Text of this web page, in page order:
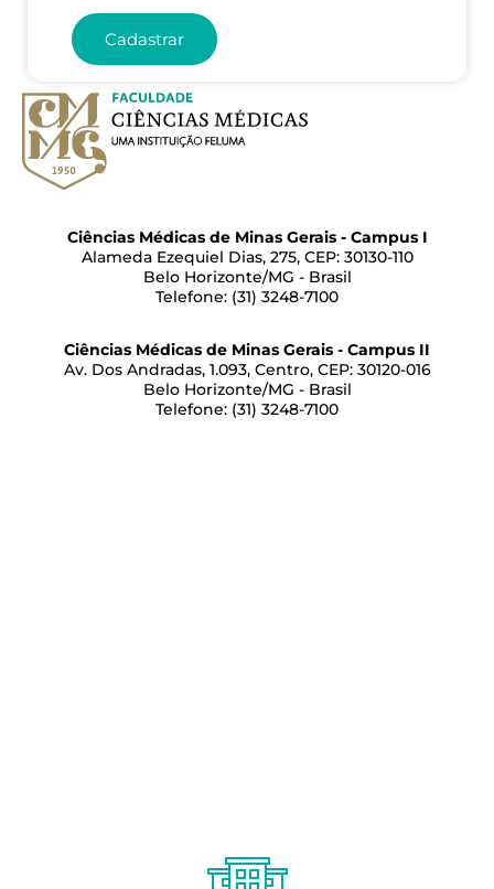
Cadastrar
Ciências Médicas de Minas Gerais - Campus I
Alameda Ezequiel Dias, 275, CEP: 30130-110
Belo Horizonte/MG - Brasil
Telefone: (31) 3248-7100
Ciências Médicas de Minas Gerais - Campus II
Av. Dos Andradas, 1.093, Centro, CEP: 30120-016
Belo Horizonte/MG - Brasil
Telefone: (31) 3248-7100